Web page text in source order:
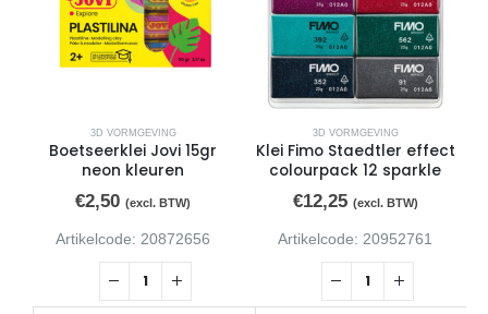
3D VORMGEVING
Boetseerklei Jovi 15gr
neon kleuren
€2,50 (excl. BTW)
Artikelcode: 20872656
3D VORMGEVING
Klei Fimo Staedtler effect
colourpack 12 sparkle
€12,25 (excl. BTW)
Artikelcode: 20952761